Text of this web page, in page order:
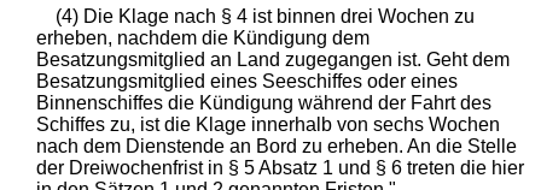
(4) Die Klage nach § 4 ist binnen drei Wochen zu
erheben, nachdem die Kündigung dem
Besatzungsmitglied an Land zugegangen ist. Geht dem
Besatzungsmitglied eines Seeschiffes oder eines
Binnenschiffes die Kündigung während der Fahrt des
Schiffes zu, ist die Klage innerhalb von sechs Wochen
nach dem Dienstende an Bord zu erheben. An die Stelle
der Dreiwochenfrist in § 5 Absatz 1 und § 6 treten die hier